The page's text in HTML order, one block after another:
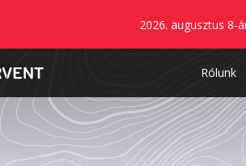
2026. augusztus 8-
Rólunk